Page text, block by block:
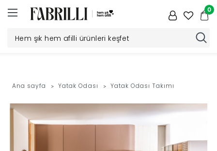
0
Paketi
Yatak
Odası
Ana sayfa Yatak Odası Yatak Odası Takımı